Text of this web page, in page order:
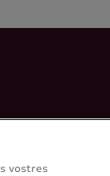
vostres